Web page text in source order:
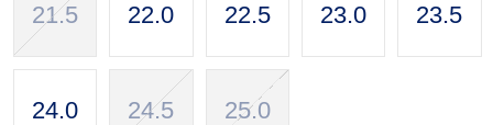
21.5 22.0 22.5 23.0 23.5
24.0 24.5 25.0